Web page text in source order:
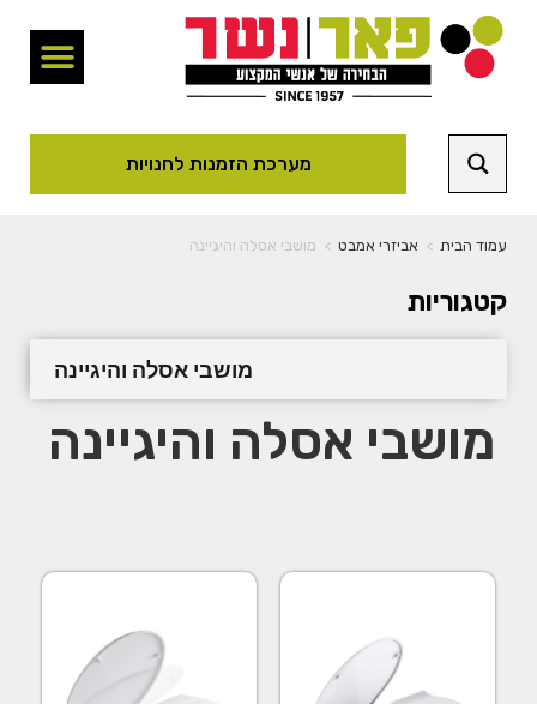
מערכת הזמנות לחנויות
עמוד הבית > אביזרי אמבט > מושבי אסלה והיגיינה
קטגוריות
מושבי אסלה והיגיינה
מושבי אסלה והיגיינה